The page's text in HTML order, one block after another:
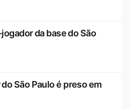
da base do São
São Paulo é preso em